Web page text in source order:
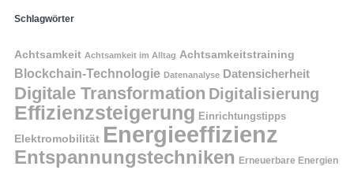
Schlagwörter
Achtsamkeit Achtsamkeit im Alltag Achtsamkeitstraining
Blockchain-Technologie Datenanalyse Datensicherheit
Digitale Transformation Digitalisierung
Effizienzsteigerung Einrichtungstipps
Elektromobilität Energieeffizienz
Entspannungstechniken Erneuerbare Energien